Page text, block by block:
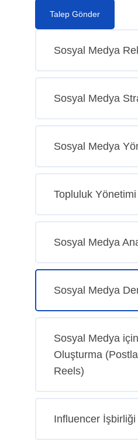
Sosyal Medya
Sosyal Medya
Sosyal Medya
Topluluk Yönetimi
Sosyal Medya
Sosyal Medya
Sosyal Medya
Oluşturma
Reels)
Influencer
Talep Gönder